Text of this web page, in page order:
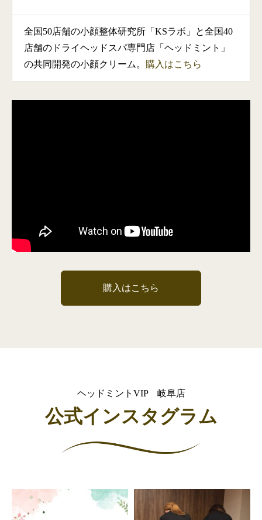
全国50店舗の小顔整体研究所「KSラボ」と全国40
店舗のドライヘッドスパ専門店「ヘッドミント」
の共同開発の小顔クリーム。 購入はこちら
購入はこちら
ヘッドミントVIP 岐阜店
公式インスタグラム